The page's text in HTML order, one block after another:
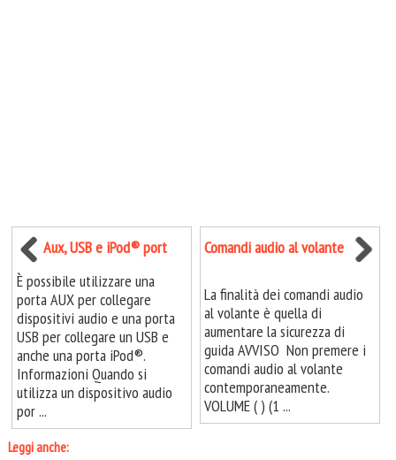
Aux, USB e iPod® port
È possibile utilizzare una
porta AUX per collegare
dispositivi audio e una porta
USB per collegare un USB e
anche una porta iPod®.
Informazioni Quando si
utilizza un dispositivo audio
por ...
Comandi audio al volante
La finalità dei comandi audio
al volante è quella di
aumentare la sicurezza di
guida AVVISO Non premere i
comandi audio al volante
contemporaneamente.
VOLUME ( ) (1 ...
Leggi anche: